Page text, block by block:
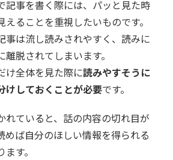
記事を書く際には、パッと見た時
ることを重視したいものです。
事は流し読みされやすく、読みに
脱されてしまいます。
け全体を見た際に読みやすそうに
けしておくことが必要です。
れていると、話の内容の切れ目が
めば自分のほしい情報を得られる
す。